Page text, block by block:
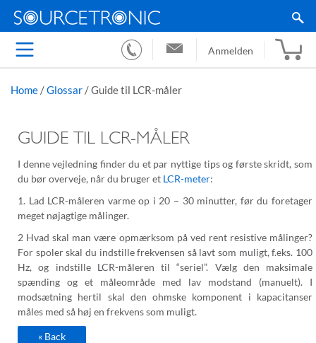
Anmelden
Home /Glossar /Guide til LCR-måler
GUIDE TIL LCR-MÅLER
I denne vejledning finder du et par nyttige tips og første skridt, som
du bør overveje, når du bruger et LCR-meter:
1. Lad LCR-måleren varme op i 20 – 30 minutter, før du foretager
meget nøjagtige målinger.
2 Hvad skal man være opmærksom på ved rent resistive målinger?
For spoler skal du indstille frekvensen så lavt som muligt, f.eks. 100
Hz, og indstille LCR-måleren til “seriel”. Vælg den maksimale
spænding og et måleområde med lav modstand (manuelt). I
modsætning hertil skal den ohmske komponent i kapacitanser
måles med så høj en frekvens som muligt.
« Back